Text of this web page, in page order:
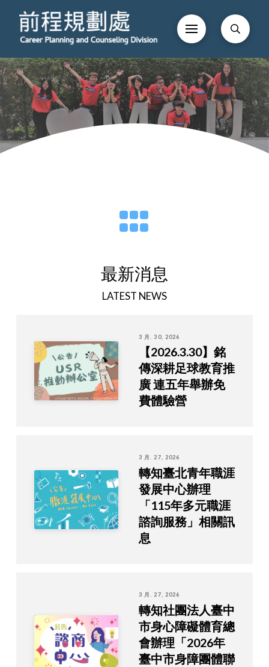
最新消息
LATEST NEWS
3 月. 30, 2026
【2026.3.30】銘
傳深耕足球教育推
廣 連五年舉辦免
費體驗營
3 月. 27, 2026
轉知臺北青年職涯
發展中心辦理
「115年多元職涯
諮詢服務」相關訊
息
3 月. 27, 2026
轉知社團法人臺中
市身心障礙體育總
會辦理「2026年
臺中市身障團體聯